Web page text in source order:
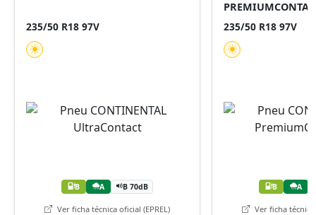
235/50 R18 97V
B A B 70dB
Ver ficha técnica oficial (EPREL)
235/50 R18 97V
B A
Ver ficha técnica